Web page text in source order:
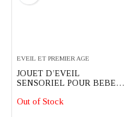
EVEIL ET PREMIER AGE
JOUET D’EVEIL
SENSORIEL POUR BEBE
MOLTO
Out of Stock